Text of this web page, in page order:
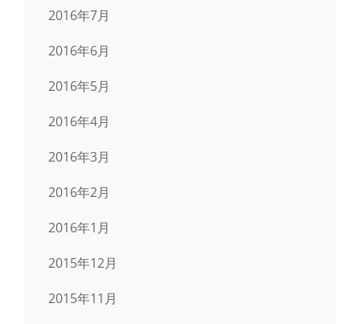
2016年7月
2016年6月
2016年5月
2016年4月
2016年3月
2016年2月
2016年1月
2015年12月
2015年11月